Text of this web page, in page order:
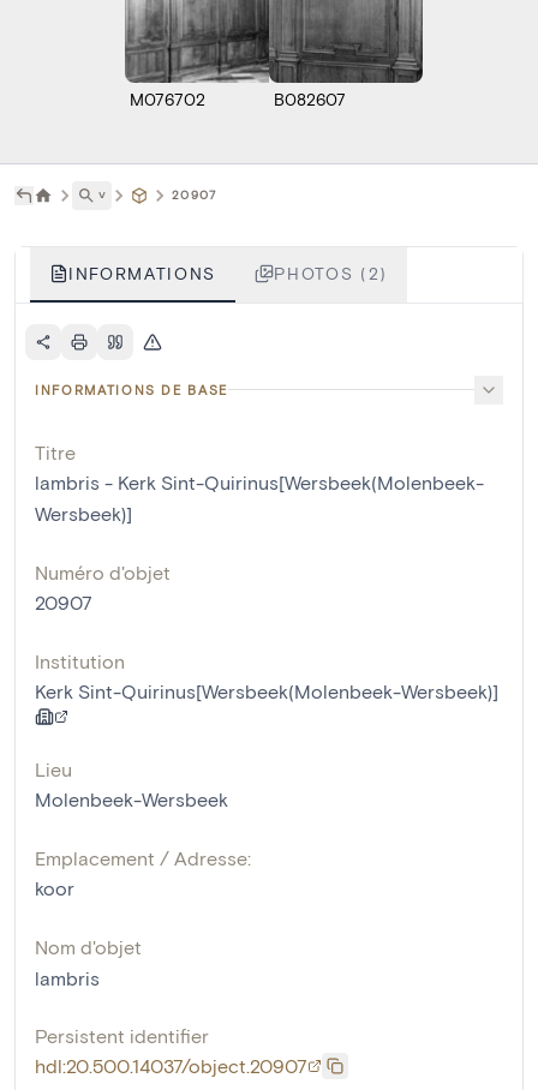
M076702 B082607
˅ 20907
INFORMATIONS PHOTOS (2)
INFORMATIONS DE BASE
Titre
lambris - Kerk Sint-Quirinus[Wersbeek(Molenbeek-
Wersbeek)]
Numéro d'objet
20907
Institution
Kerk Sint-Quirinus[Wersbeek(Molenbeek-Wersbeek)]
Lieu
Molenbeek-Wersbeek
Emplacement / Adresse:
koor
Nom d'objet
lambris
Persistent identifier
hdl:20.500.14037/object.20907